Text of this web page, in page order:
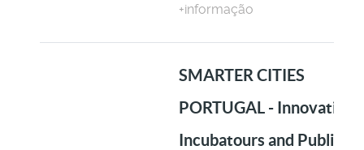
+informação
SMARTER CITIES
PORTUGAL - Innovation
Incubatours and Public